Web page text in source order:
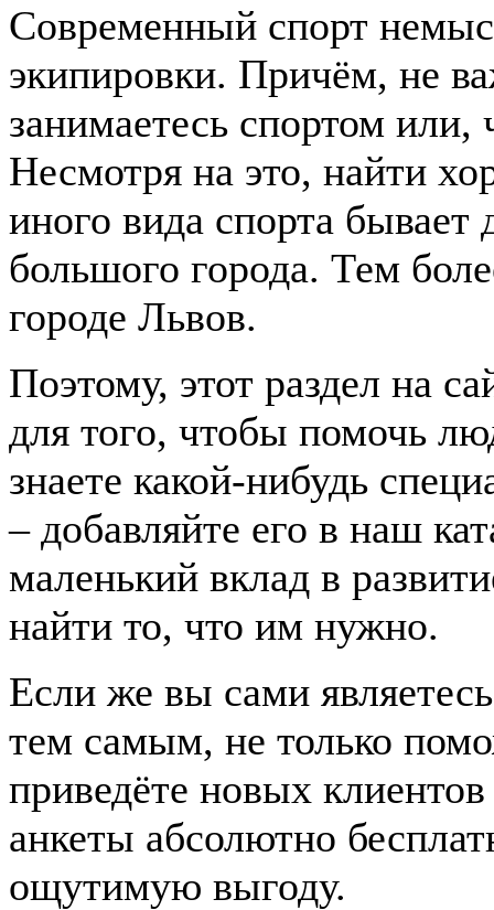
Современный спорт
экипировки. Причём, не
занимаетесь спортом или,
Несмотря на это, найти
иного вида спорта
большого города. Тем
городе Львов.
Поэтому, этот раздел на
для того, чтобы помочь
знаете какой-нибудь
– добавляйте его в наш
маленький вклад в
найти то, что им нужно.
Если же вы сами
тем самым, не только
приведёте новых
анкеты абсолютно
ощутимую выгоду.